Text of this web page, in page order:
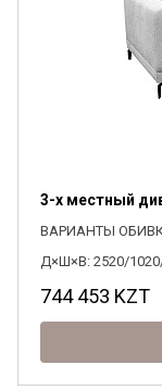
3-х местный
ВАРИАНТЫ
Д×Ш×В: 2520/
744 453 KZT